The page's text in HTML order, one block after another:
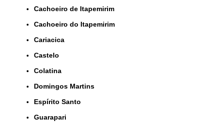
Cachoeiro de Itapemirim
Cachoeiro do Itapemirim
Cariacica
Castelo
Colatina
Domingos Martins
Espírito Santo
Guarapari